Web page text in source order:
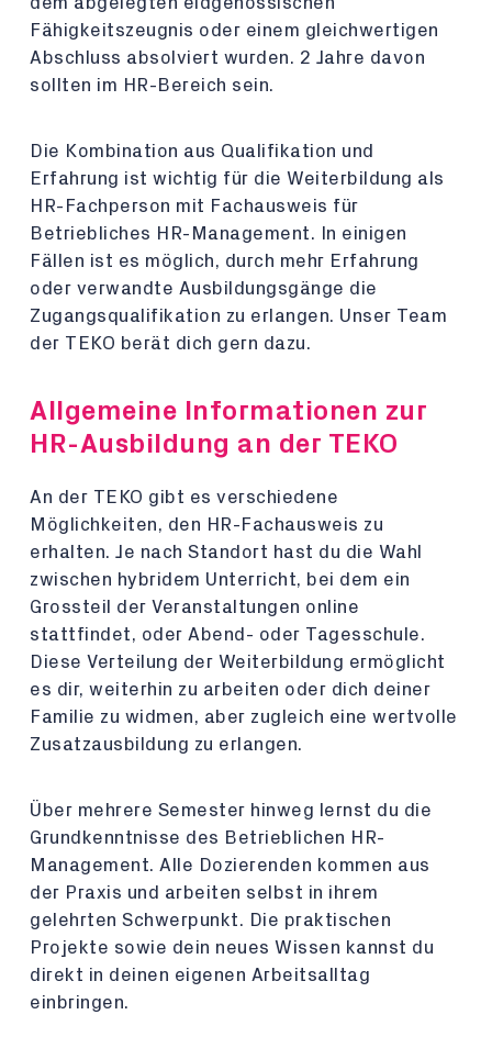
Fähigkeitszeugnis oder einem gleichwertigen
Abschluss absolviert wurden. 2 Jahre davon
sollten im HR-Bereich sein.
Die Kombination aus Qualifikation und
Erfahrung ist wichtig für die Weiterbildung als
HR-Fachperson mit Fachausweis für
Betriebliches HR-Management. In einigen
Fällen ist es möglich, durch mehr Erfahrung
oder verwandte Ausbildungsgänge die
Zugangsqualifikation zu erlangen. Unser Team
der TEKO berät dich gern dazu.
Allgemeine Informationen zur
HR-Ausbildung an der TEKO
An der TEKO gibt es verschiedene
Möglichkeiten, den HR-Fachausweis zu
erhalten. Je nach Standort hast du die Wahl
zwischen hybridem Unterricht, bei dem ein
Grossteil der Veranstaltungen online
stattfindet, oder Abend- oder Tagesschule.
Diese Verteilung der Weiterbildung ermöglicht
es dir, weiterhin zu arbeiten oder dich deiner
Familie zu widmen, aber zugleich eine wertvolle
Zusatzausbildung zu erlangen.
Über mehrere Semester hinweg lernst du die
Grundkenntnisse des Betrieblichen HR-
Management. Alle Dozierenden kommen aus
der Praxis und arbeiten selbst in ihrem
gelehrten Schwerpunkt. Die praktischen
Projekte sowie dein neues Wissen kannst du
direkt in deinen eigenen Arbeitsalltag
einbringen.